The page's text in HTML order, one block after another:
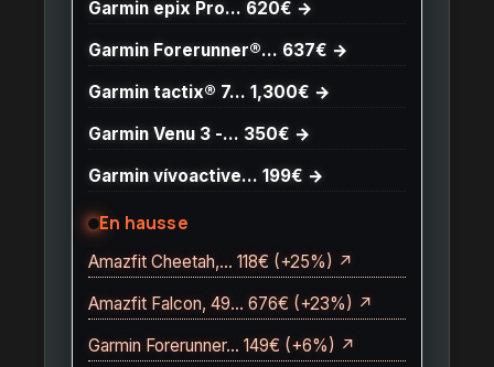
Garmin epix Pro… 620€ →
Garmin Forerunner®… 637€ →
Garmin tactix® 7… 1,300€ →
Garmin Venu 3 -… 350€ →
Garmin vívoactive… 199€ →
En hausse
Amazfit Cheetah,… 118€ (+25%) ↗
Amazfit Falcon, 49… 676€ (+23%) ↗
Garmin Forerunner… 149€ (+6%) ↗